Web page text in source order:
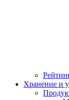
Хранение и